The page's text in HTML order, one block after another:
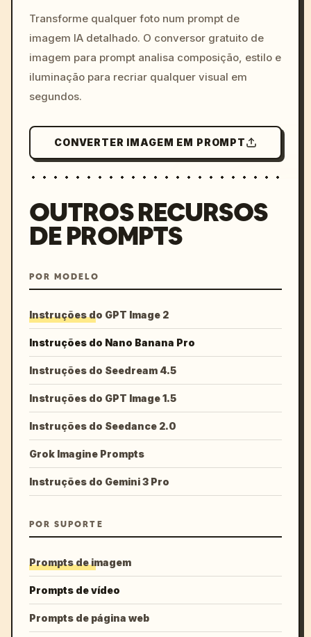
colors, 8k --v 6.0
Transforme qualquer foto num prompt de
imagem IA detalhado. O conversor gratuito de
imagem para prompt analisa composição, estilo e
iluminação para recriar qualquer visual em
segundos.
CONVERTER IMAGEM EM PROMPT
OUTROS RECURSOS
DE PROMPTS
POR MODELO
Instruções do GPT Image 2
Instruções do Nano Banana Pro
Instruções do Seedream 4.5
Instruções do GPT Image 1.5
Instruções do Seedance 2.0
Grok Imagine Prompts
Instruções do Gemini 3 Pro
POR SUPORTE
Prompts de imagem
Prompts de vídeo
Prompts de página web